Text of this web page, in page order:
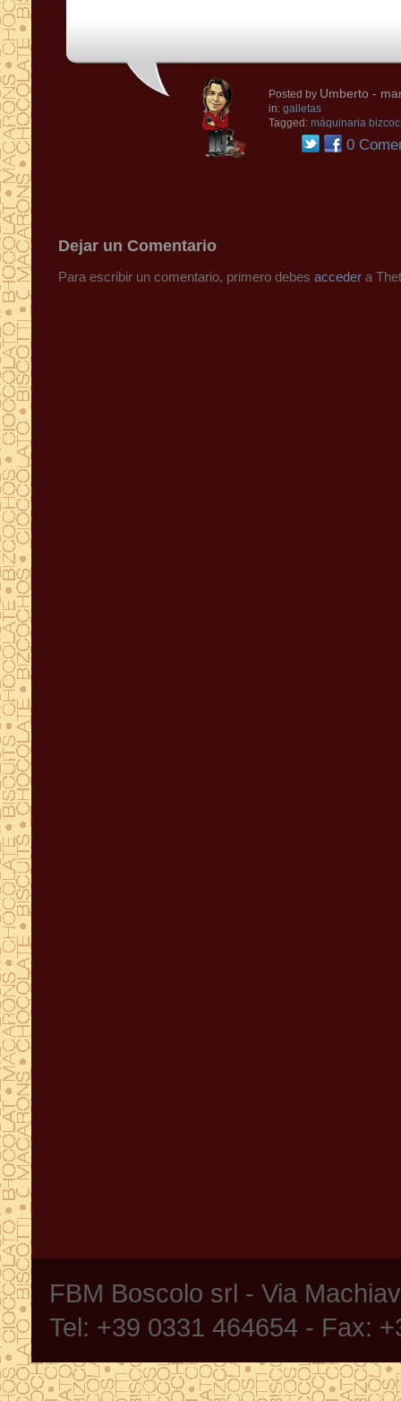
Posted by Umberto -
in: galletas
Tagged: máquinaria
0
Dejar un Comentario
Para escribir un comentario, primero debes acceder a
FBM Boscolo srl - Via
Tel: +39 0331 464654 - Fax: